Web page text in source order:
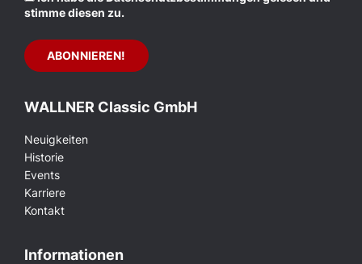
stimme diesen zu.
WALLNER Classic GmbH
Neuigkeiten
Historie
Events
Karriere
Kontakt
Informationen